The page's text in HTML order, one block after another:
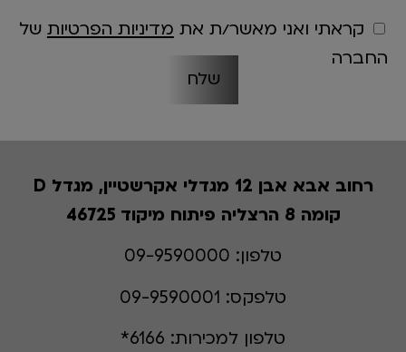
קראתי ואני מאשר/ת את מדיניות הפרטיות של
החברה
טלפון:
טלפקס:
טלפון למכירות:
רחוב אבא אבן 12 מגדלי אקרשטיין, מגדל D
קומה 8 הרצליה פיתוח מיקוד 46725